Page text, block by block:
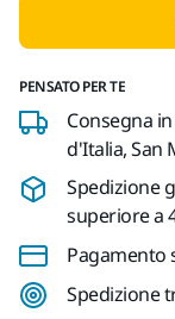
PENSATO PER TE
Consegna
d'Italia, San
Spedizione
superiore a
Pagamento
Spedizione